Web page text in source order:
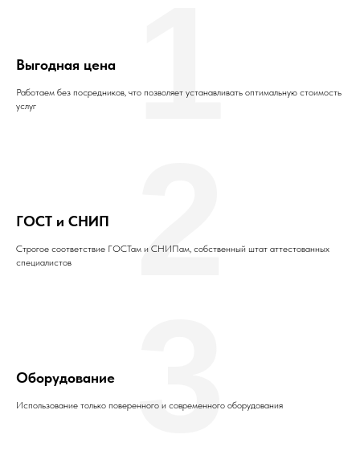
Выгодная цена
Работаем без посредников, что позволяет устанавливать оптимальную стоимость
услуг
1
ГОСТ и СНИП
Строгое соответствие ГОСТам и СНИПам, собственный штат аттестованных
специалистов
2
Оборудование
Использование только поверенного и современного оборудования
3